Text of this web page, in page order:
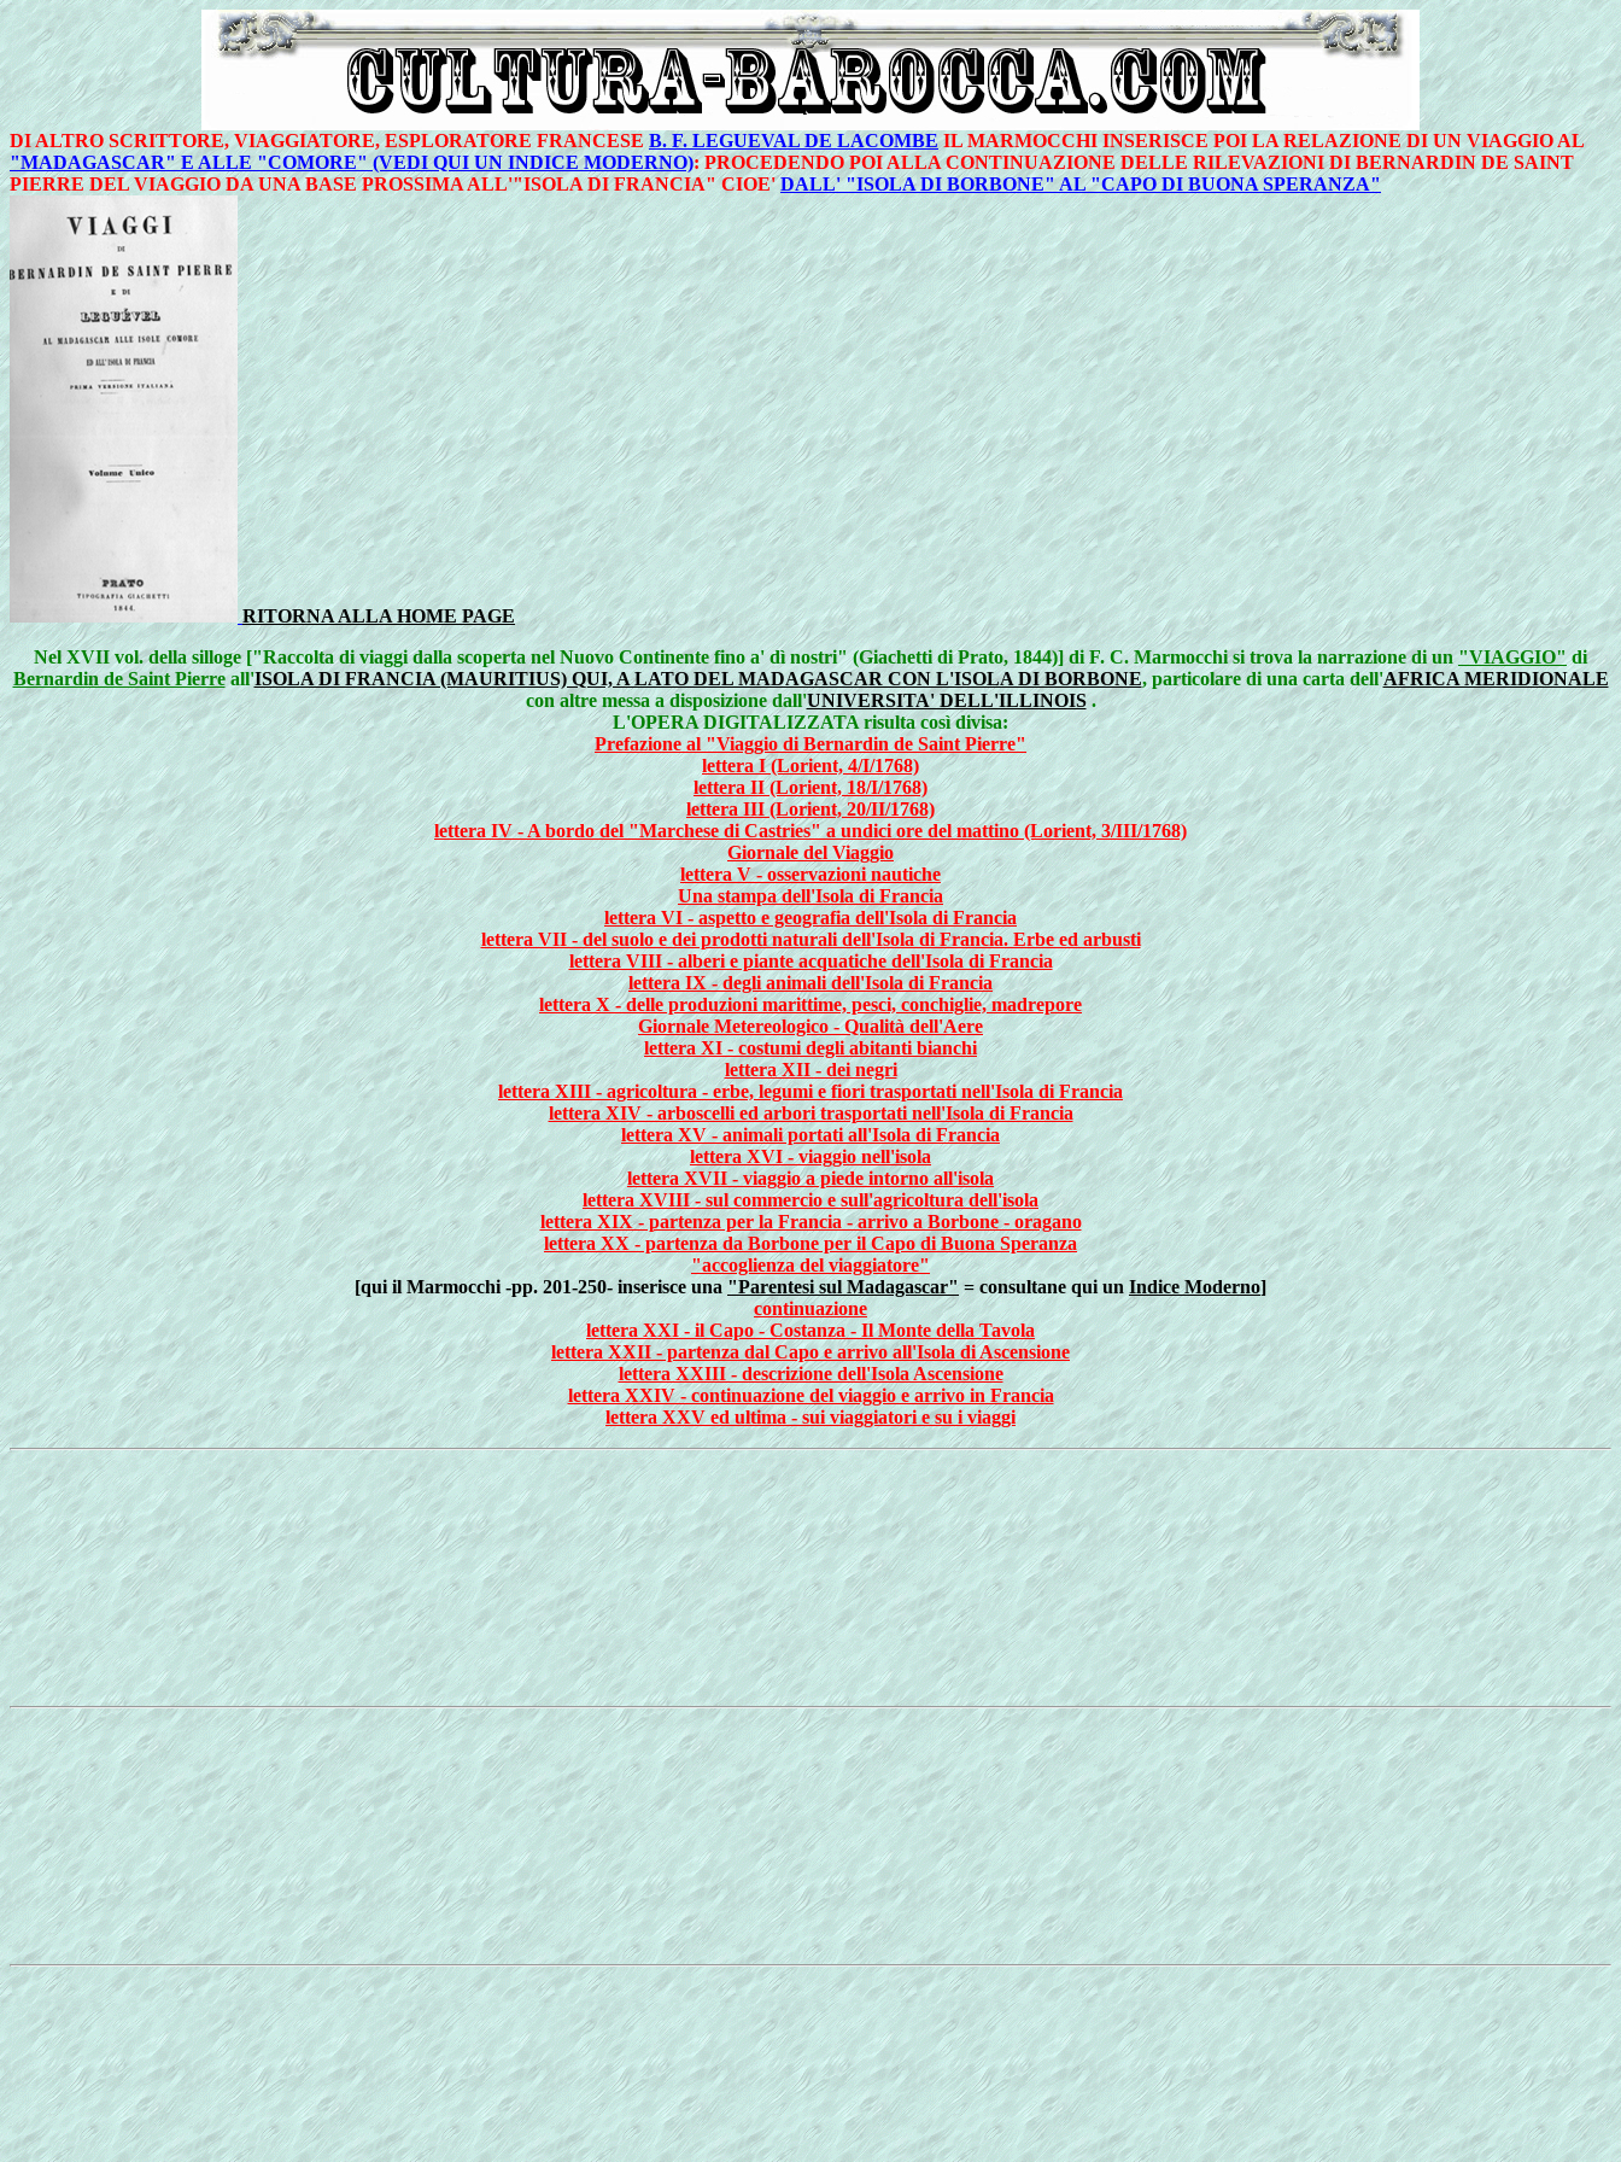
DI ALTRO SCRITTORE, VIAGGIATORE, ESPLORATORE FRANCESE B. F. LEGUEVAL DE LACOMBEIL MARMOCCHI INSERISCE POI LA RELAZIONE DI UN VIAGGIO AL
"MADAGASCAR" E ALLE "COMORE" (VEDI QUI UN INDICE MODERNO): PROCEDENDO POI ALLA CONTINUAZIONE DELLE RILEVAZIONI DI BERNARDIN DE SAINT
PIERRE DEL VIAGGIO DA UNA BASE PROSSIMA ALL'"ISOLA DI FRANCIA" CIOE'DALL' "ISOLA DI BORBONE" AL "CAPO DI BUONA SPERANZA"
RITORNA ALLA HOME PAGE
Nel XVII vol. della silloge ["Raccolta di viaggi dalla scoperta nel Nuovo Continente fino a' dì nostri" (Giachetti di Prato, 1844)] di F. C. Marmocchi si trova la narrazione di un"VIAGGIO"di
Bernardin de Saint Pierreall'ISOLA DI FRANCIA (MAURITIUS) QUI, A LATO DEL MADAGASCAR CON L'ISOLA DI BORBONE, particolare di una carta dell'AFRICA MERIDIONALE
con altre messa a disposizione dall'UNIVERSITA' DELL'ILLINOIS .
L'OPERA DIGITALIZZATA risulta così divisa:
Prefazione al "Viaggio di Bernardin de Saint Pierre"
lettera I (Lorient, 4/I/1768)
lettera II (Lorient, 18/I/1768)
lettera III (Lorient, 20/II/1768)
lettera IV - A bordo del "Marchese di Castries" a undici ore del mattino (Lorient, 3/III/1768)
Giornale del Viaggio
lettera V - osservazioni nautiche
Una stampa dell'Isola di Francia
lettera VI - aspetto e geografia dell'Isola di Francia
lettera VII - del suolo e dei prodotti naturali dell'Isola di Francia. Erbe ed arbusti
lettera VIII - alberi e piante acquatiche dell'Isola di Francia
lettera IX - degli animali dell'Isola di Francia
lettera X - delle produzioni marittime, pesci, conchiglie, madrepore
Giornale Metereologico - Qualità dell'Aere
lettera XI - costumi degli abitanti bianchi
lettera XII - dei negri
lettera XIII - agricoltura - erbe, legumi e fiori trasportati nell'Isola di Francia
lettera XIV - arboscelli ed arbori trasportati nell'Isola di Francia
lettera XV - animali portati all'Isola di Francia
lettera XVI - viaggio nell'isola
lettera XVII - viaggio a piede intorno all'isola
lettera XVIII - sul commercio e sull'agricoltura dell'isola
lettera XIX - partenza per la Francia - arrivo a Borbone - oragano
lettera XX - partenza da Borbone per il Capo di Buona Speranza
"accoglienza del viaggiatore"
[qui il Marmocchi -pp. 201-250- inserisce una "Parentesi sul Madagascar"= consultane qui un Indice Moderno]
continuazione
lettera XXI - il Capo - Costanza - Il Monte della Tavola
lettera XXII - partenza dal Capo e arrivo all'Isola di Ascensione
lettera XXIII - descrizione dell'Isola Ascensione
lettera XXIV - continuazione del viaggio e arrivo in Francia
lettera XXV ed ultima - sui viaggiatori e su i viaggi